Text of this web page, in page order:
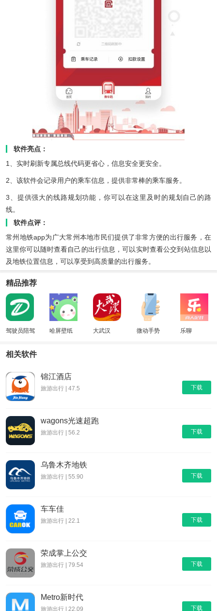
软件亮点：
1、实时刷新专属总线代码更省心，信息安全更安全。
2、该软件会记录用户的乘车信息，提供非常棒的乘车服务。
3、提供强大的线路规划功能，你可以在这里及时的规划自己的路
线。
软件点评：
常州地铁app为广大常州本地市民们提供了非常方便的出行服务，在
这里你可以随时查看自己的出行信息，可以实时查看公交到站信息以
及地铁位置信息，可以享受到高质量的出行服务。
精品推荐
驾驶员陪驾 哈屏壁纸 大武汉 微动手势 乐聊
相关软件
下载
锦江酒店
旅游出行 | 47.5
下载
wagons光速超跑
旅游出行 | 56.2
下载
乌鲁木齐地铁
旅游出行 | 55.90
下载
车车佳
旅游出行 | 22.1
下载
荣成掌上公交
旅游出行 | 79.54
下载
Metro新时代
旅游出行 | 22.09